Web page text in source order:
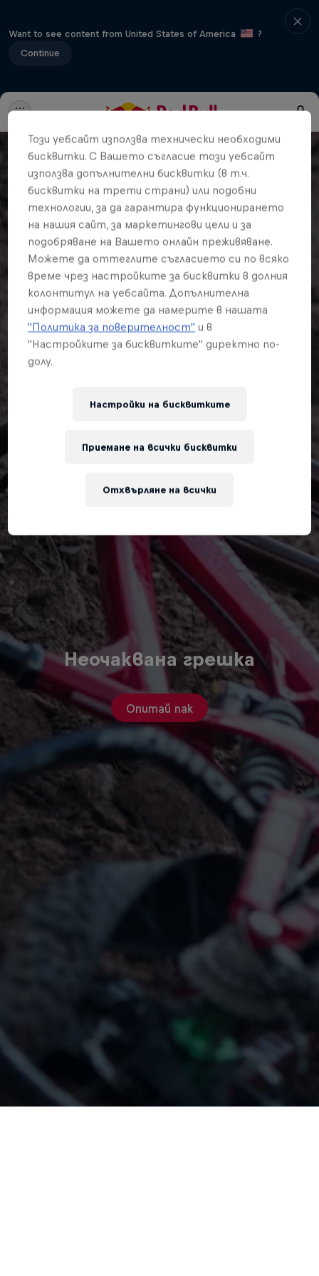
Want to see content from United States of America
?
Continue
Неочаквана грешка
Опитай пак
Този уебсайт използва технически необходими
бисквитки. С Вашето съгласие този уебсайт
използва допълнителни бисквитки (в т.ч.
бисквитки на трети страни) или подобни
технологии, за да гарантира функционирането
на нашия сайт, за маркетингови цели и за
подобряване на Вашето онлайн преживяване.
Можете да оттеглите съгласието си по всяко
време чрез настройките за бисквитки в долния
колонтитул на уебсайта. Допълнителна
информация можете да намерите в нашата
"Политика за поверителност" и в
"Настройките за бисквитките" директно по-
долу.
Настройки на бисквитките
Отхвърляне на всички
Приемане на всички бисквитки